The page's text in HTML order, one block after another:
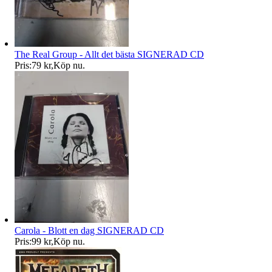
The Real Group - Allt det bästa SIGNERAD CD
Pris:79 kr,Köp nu.
Carola - Blott en dag SIGNERAD CD
Pris:99 kr,Köp nu.